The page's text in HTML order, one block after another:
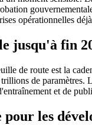
opérationnelles
jusqu'à fin
de route est la
de
et de
les